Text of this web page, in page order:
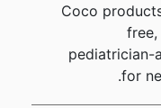
Coco
pediatrician-
for